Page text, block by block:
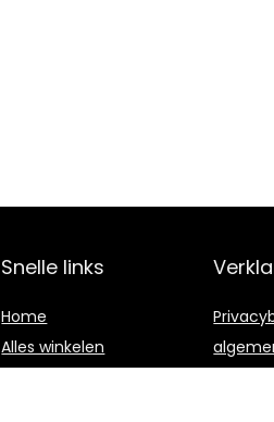
Snelle links
Home
Alles winkelen